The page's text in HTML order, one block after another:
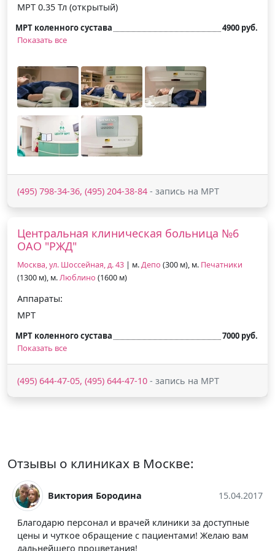
МРТ 0.35 Тл (открытый)
МРТ коленного сустава
4900 руб.
Показать все
(495) 798-34-36, (495) 204-38-84 - запись на МРТ
Центральная клиническая больница №6
ОАО "РЖД"
Москва, ул. Шоссейная, д. 43 | м.Депо (300 м), м. Печатники
(1300 м), м.Люблино (1600 м)
Аппараты:
МРТ
МРТ коленного сустава
7000 руб.
Показать все
(495) 644-47-05, (495) 644-47-10 - запись на МРТ
Отзывы о клиниках в Москве:
Александр Романовский
Проходил в этом центре ангиографию сосудов
Выбирал по цене и расположению. Претензий к
обслуживанию нет, может только что само